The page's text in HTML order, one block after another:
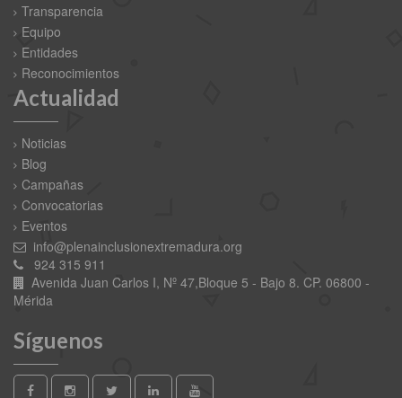
Transparencia
Equipo
Entidades
Reconocimientos
Actualidad
Noticias
Blog
Campañas
Convocatorias
Eventos
info@plenainclusionextremadura.org
924 315 911
Avenida Juan Carlos I, Nº 47,Bloque 5 - Bajo 8. CP. 06800 -
Mérida
Síguenos